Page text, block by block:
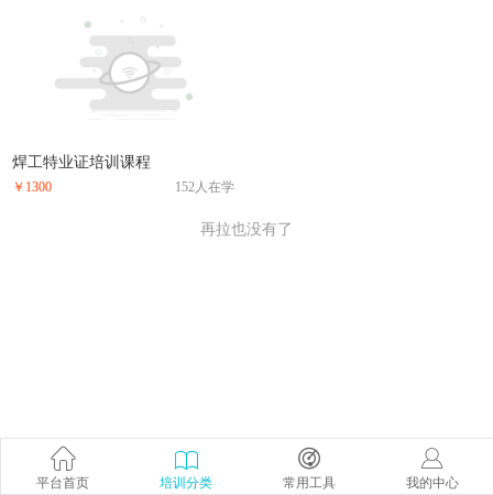
焊工特业证培训课程
￥1300 152人在学
再拉也没有了
平台首页 培训分类 常用工具 我的中心